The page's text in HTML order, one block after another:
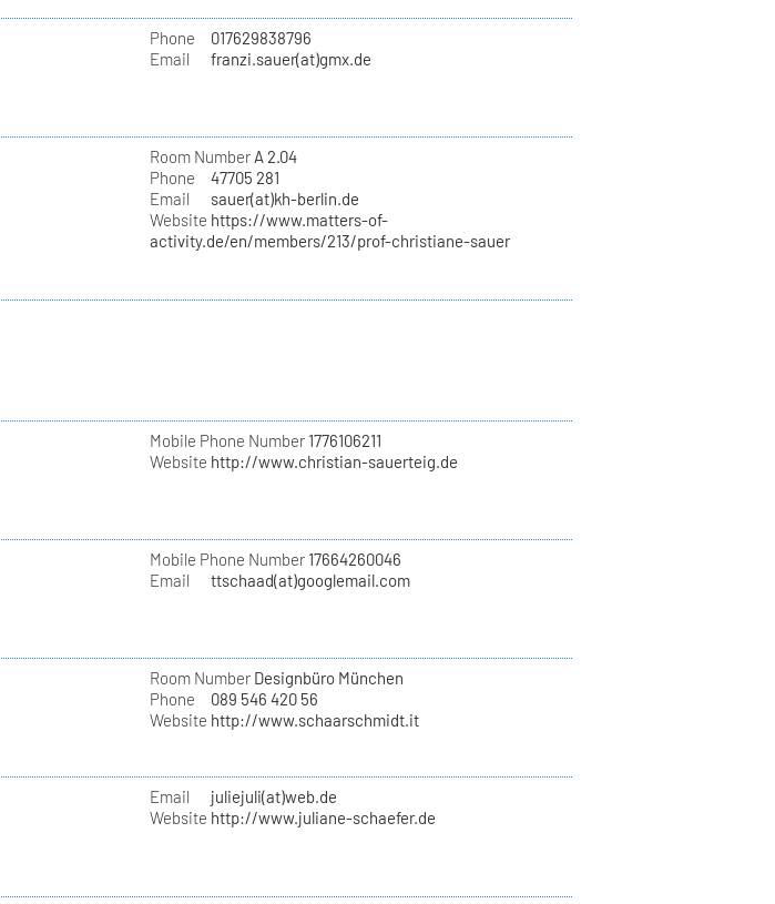
Phone
017629838796
Email
franzi.sauer(at)gmx.de
Room NumberA 2.04
Phone
47705 281
Email
sauer(at)kh-berlin.de
Website https://www.matters-of-
activity.de/en/members/213/prof-christiane-sauer
Mobile Phone Number1776106211
Website http://www.christian-sauerteig.de
Mobile Phone Number17664260046
Email
ttschaad(at)googlemail.com
Room NumberDesignbüro München
Phone
089 546 420 56
Website http://www.schaarschmidt.it
Email
juliejuli(at)web.de
Website http://www.juliane-schaefer.de